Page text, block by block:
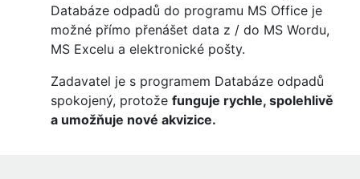
Databáze odpadů do programu MS Office je
možné přímo přenášet data z / do MS Wordu,
MS Excelu a elektronické pošty.
Zadavatel je s programem Databáze odpadů
spokojený, protože funguje rychle, spolehlivě
a umožňuje nové akvizice.